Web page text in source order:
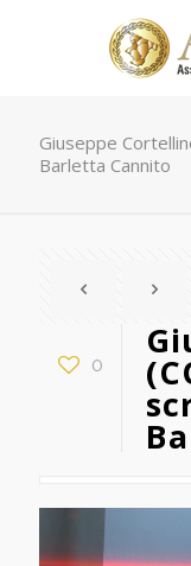
Giuseppe
Barletta Cannito
0